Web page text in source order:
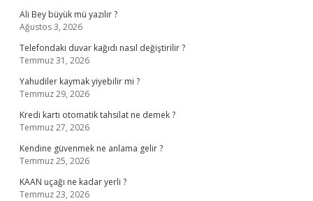
Ali Bey büyük mü yazılır ?
Ağustos 3, 2026
Telefondaki duvar kağıdı nasıl değiştirilir ?
Temmuz 31, 2026
Yahudiler kaymak yiyebilir mi ?
Temmuz 29, 2026
Kredi kartı otomatik tahsilat ne demek ?
Temmuz 27, 2026
Kendine güvenmek ne anlama gelir ?
Temmuz 25, 2026
KAAN uçağı ne kadar yerli ?
Temmuz 23, 2026